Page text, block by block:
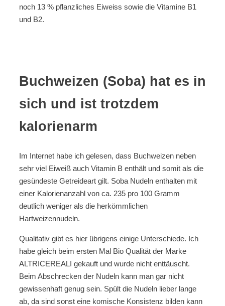
noch 13 % pflanzliches Eiweiss sowie die Vitamine B1
und B2.
Buchweizen (Soba) hat es in
sich und ist trotzdem
kalorienarm
Im Internet habe ich gelesen, dass Buchweizen neben
sehr viel Eiweiß auch Vitamin B enthält und somit als die
gesündeste Getreideart gilt. Soba Nudeln enthalten mit
einer Kalorienanzahl von ca. 235 pro 100 Gramm
deutlich weniger als die herkömmlichen
Hartweizennudeln.
Qualitativ gibt es hier übrigens einige Unterschiede. Ich
habe gleich beim ersten Mal Bio Qualität der Marke
ALTRICEREALI gekauft und wurde nicht enttäuscht.
Beim Abschrecken der Nudeln kann man gar nicht
gewissenhaft genug sein. Spült die Nudeln lieber lange
ab, da sind sonst eine komische Konsistenz bilden kann